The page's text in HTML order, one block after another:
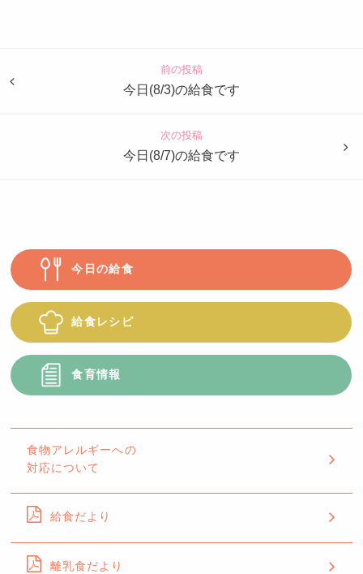
も
前の投稿
今日(8/3)の給食です
次の投稿
今日(8/7)の給食です
今日の給食
給食レシピ
食育情報
食物アレルギーへの
対応について
給食だより
離乳食だより